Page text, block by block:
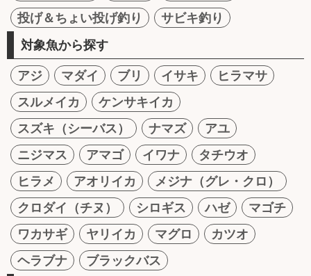
投げ＆ちょい投げ釣り
サビキ釣り
対象魚から探す
アジ マダイ ブリ イサキ
ヒラマサ
スルメイカ
ケンサキイカ
スズキ（シーバス）
ナマズ
アユ
ニジマス
アマゴ イワナ
タチウオ
ヒラメ
アオリイカ
メジナ（グレ・クロ）
クロダイ（チヌ）
シロギス ハゼ
マゴチ
ワカサギ
ヤリイカ マグロ
カツオ
ヘラブナ
ブラックバス